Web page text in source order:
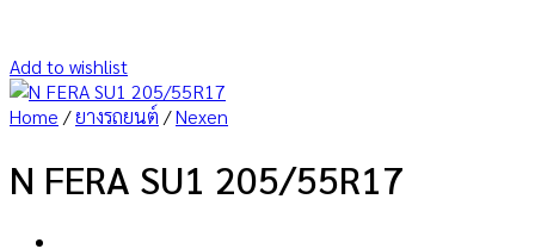
Add to wishlist
Home /ยางรถยนต์ /Nexen
N FERA SU1 205/55R17